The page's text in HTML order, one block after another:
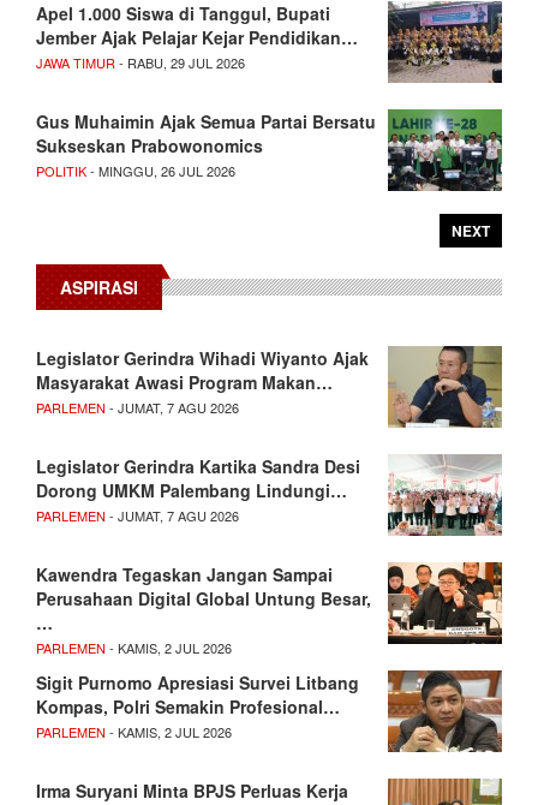
Apel 1.000 Siswa di Tanggul, Bupati
Jember Ajak Pelajar Kejar Pendidikan…
JAWA TIMUR - RABU, 29 JUL 2026
Gus Muhaimin Ajak Semua Partai Bersatu
Sukseskan Prabowonomics
POLITIK- MINGGU, 26 JUL 2026
NEXT
ASPIRASI
Legislator Gerindra Wihadi Wiyanto Ajak
Masyarakat Awasi Program Makan…
PARLEMEN - JUMAT, 7 AGU 2026
Legislator Gerindra Kartika Sandra Desi
Dorong UMKM Palembang Lindungi…
PARLEMEN - JUMAT, 7 AGU 2026
Kawendra Tegaskan Jangan Sampai
Perusahaan Digital Global Untung Besar,
…
PARLEMEN - KAMIS, 2 JUL 2026
Sigit Purnomo Apresiasi Survei Litbang
Kompas, Polri Semakin Profesional…
PARLEMEN - KAMIS, 2 JUL 2026
Irma Suryani Minta BPJS Perluas Kerja